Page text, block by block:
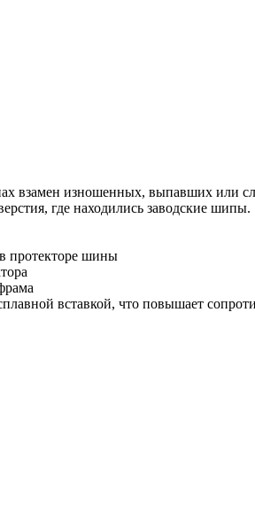
взамен изношенных, выпавших или
где находились заводские шипы.
протекторе шины
вставкой, что повышает